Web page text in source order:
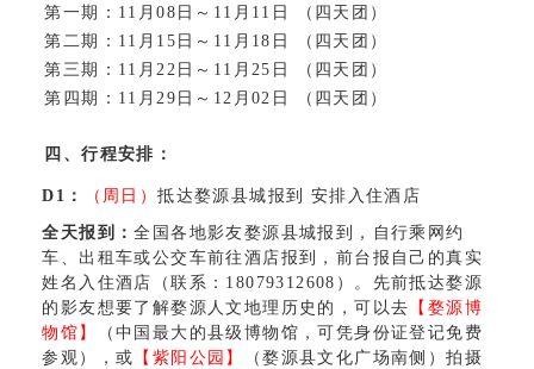
第一期：11月08日～11月11日 （四天团）
第二期：11月15日～11月18日 （四天团）
第三期：11月22日～11月25日 （四天团）
第四期：11月29日～12月02日 （四天团）
四、行程安排：
D1 ： （周日）抵达婺源县城报到 安排入住酒店
全天报到：全国各地影友婺源县城报到，自行乘网约
车、出租车或公交车前往酒店报到，前台报自己的真实
姓名入住酒店（联系：18079312608）。先前抵达婺源
的影友想要了解婺源人文地理历史的，可以去 【婺源博
物馆】
（中国最大的县级博物馆，可凭身份证登记免费
参观），或 【紫阳公园】
（婺源县文化广场南侧）拍摄